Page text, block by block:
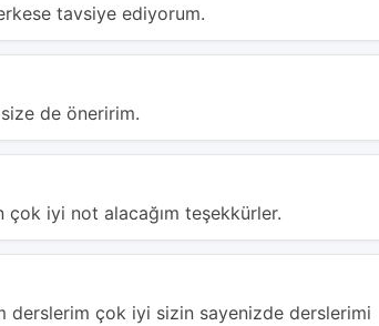
tavsiye ediyorum.
de öneririm.
çok iyi not alacağım teşekkürler.
derslerim çok iyi sizin sayenizde derslerimi